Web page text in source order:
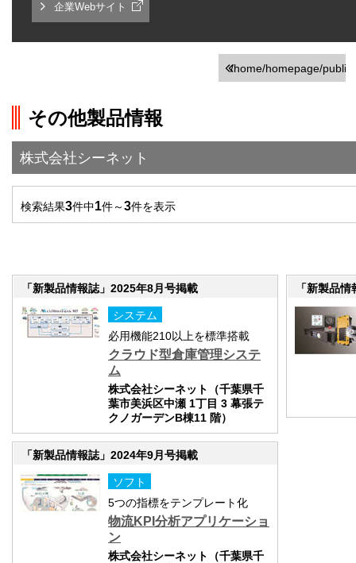
企業Webサイト
/home/homepage/
その他製品情報
株式会社シーネット
検索結果3件中1件～3件を表示
「新製品情報誌」2025年8月号掲載
システム
必用機能210以上を標準搭載
クラウド型倉庫管理システ
ム
株式会社シーネット（千葉県千
葉市美浜区中瀬 1丁目 3 幕張テ
クノガーデンB棟11 階）
「新製品
「新製品情報誌」2024年9月号掲載
ソフト
5つの指標をテンプレート化
物流KPI分析アプリケーショ
ン
株式会社シーネット（千葉県千